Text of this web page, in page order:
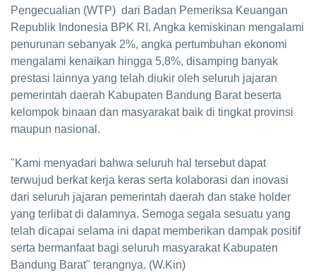
Pengecualian (WTP) dari Badan Pemeriksa Keuangan
Republik Indonesia BPK RI. Angka kemiskinan mengalami
penurunan sebanyak 2%, angka pertumbuhan ekonomi
mengalami kenaikan hingga 5,8%, disamping banyak
prestasi lainnya yang telah diukir oleh seluruh jajaran
pemerintah daerah Kabupaten Bandung Barat beserta
kelompok binaan dan masyarakat baik di tingkat provinsi
maupun nasional.
"Kami menyadari bahwa seluruh hal tersebut dapat
terwujud berkat kerja keras serta kolaborasi dan inovasi
dari seluruh jajaran pemerintah daerah dan stake holder
yang terlibat di dalamnya. Semoga segala sesuatu yang
telah dicapai selama ini dapat memberikan dampak positif
serta bermanfaat bagi seluruh masyarakat Kabupaten
Bandung Barat" terangnya. (W.Kin)